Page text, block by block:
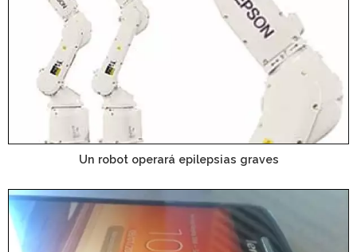
Un robot operará epilepsias graves